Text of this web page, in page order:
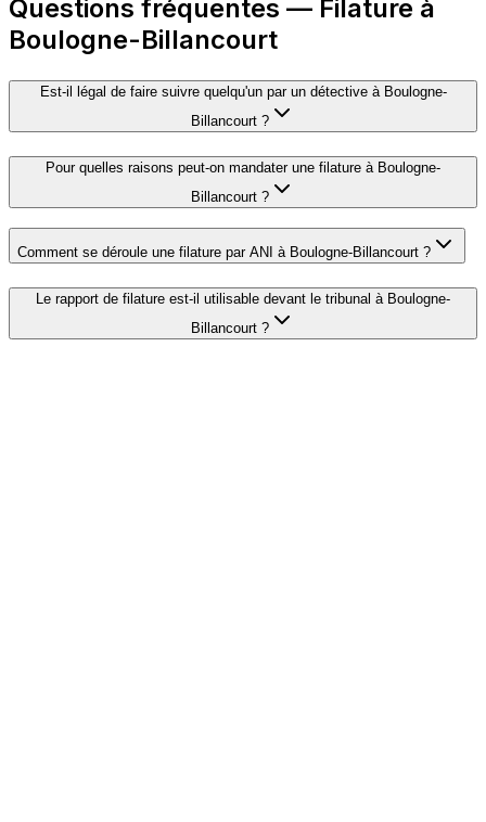
Questions fréquentes — Filature à
Boulogne-Billancourt
Est-il légal de faire suivre quelqu'un par un détective à Boulogne-
Billancourt ?
Pour quelles raisons peut-on mandater une filature à Boulogne-
Billancourt ?
Comment se déroule une filature par ANI à Boulogne-Billancourt ?
Le rapport de filature est-il utilisable devant le tribunal à Boulogne-
Billancourt ?